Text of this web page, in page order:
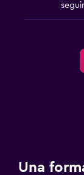
Servicios y
Acceso con llave
Plancha y tabla
Una